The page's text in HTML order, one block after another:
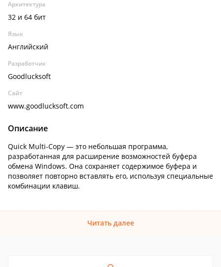
Архитектура
32 и 64 бит
Язык
Английский
Разработчик
Goodlucksoft
Сайт
www.goodlucksoft.com
Описание
Quick Multi-Copy — это небольшая программа,
разработанная для расширение возможностей буфера
обмена Windows. Она сохраняет содержимое буфера и
позволяет повторно вставлять его, используя специальные
комбинации клавиш.
Читать далее